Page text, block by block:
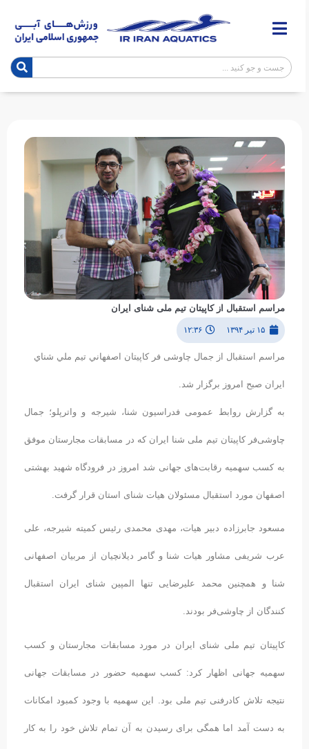
مراسم استقبال از کاپیتان تیم ملی شنای ایران
۱۵ تیر ۱۳۹۴ ۱۲:۳۶
مراسم استقبال از جمال چاوشی فر كاپيتان اصفهاني تيم ملي شناي
ايران صبح امروز برگزار شد.‏
به گزارش روابط عمومی فدراسیون شنا، شیرجه و واترپلو؛ جمال
چاوشی‌فر کاپیتان تیم ملی شنا ایران که در مسابقات مجارستان موفق
به کسب سهمیه رقابت‌های جهانی شد امروز در فرودگاه شهید بهشتی
اصفهان مورد استقبال مسئولان هیات شنای استان قرار گرفت.
مسعود جابرزاده دبیر هیات، مهدی محمدی رئیس کمیته شیرجه، علی
عرب شریفی مشاور هیات شنا و گامر دیلانچیان از مربیان اصفهانی
شنا و همچنین محمد علیرضایی تنها المپین شنای ایران استقبال
کنندگان از چاوشی‌فر بودند.
کاپیتان تیم ملی شنای ایران در مورد مسابقات مجارستان و کسب
سهمیه جهانی اظهار کرد: کسب سهمیه حضور در مسابقات جهانی
نتیجه تلاش کادرفنی تیم ملی بود. این سهمیه با وجود کمبود امکانات
به دست آمد اما همگی برای رسیدن به آن تمام تلاش خود را به کار